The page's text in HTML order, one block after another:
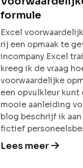
formule
Excel
rij een opmaak te
incompany Excel
kreeg ik de vraag
voorwaardelijke
een opvulkleur kunt
mooie aanleiding
blog beschrijf ik aan
fictief
Lees meer